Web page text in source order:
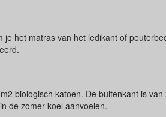
het matras van het ledikant of
biologisch katoen. De buitenkant is
de zomer koel aanvoelen.